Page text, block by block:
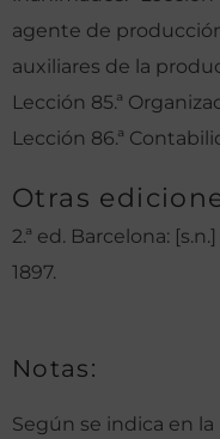
agente de
auxiliares de la
Lección 85.ª
Lección 86.ª
Otras
2.ª ed. Barcelona:
1897.
Notas:
Según se indica en